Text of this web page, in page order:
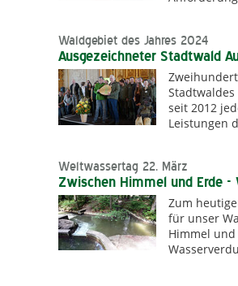
Waldgebiet des Jahres 2024
Ausgezeichneter Stadtwald
seit 2012
Leistungen
Weltwassertag 22. März
Zwischen Himmel und Erde -
Zum
für unser
Himmel und